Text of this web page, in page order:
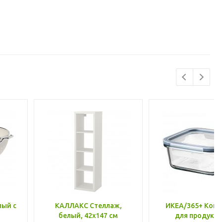
с
КАЛЛАКС Стеллаж,
белый, 42x147 см
ИКЕА/365+
для